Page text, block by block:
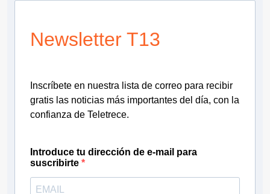
Newsletter T13
Inscríbete en nuestra lista de correo para recibir
gratis las noticias más importantes del día, con la
confianza de Teletrece.
Introduce tu dirección de e-mail para
suscribirte